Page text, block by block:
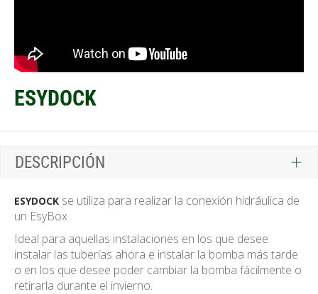
ESYDOCK
DESCRIPCIÓN
ESYDOCK se utiliza para realizar la conexión hidráulica de
un EsyBox
Ideal para aquellas instalaciones en los que desee
instalar las tuberías ahora e instalar la bomba más tarde
o en los que desee poder cambiar la bomba fácilmente o
retirarla durante el invierno.